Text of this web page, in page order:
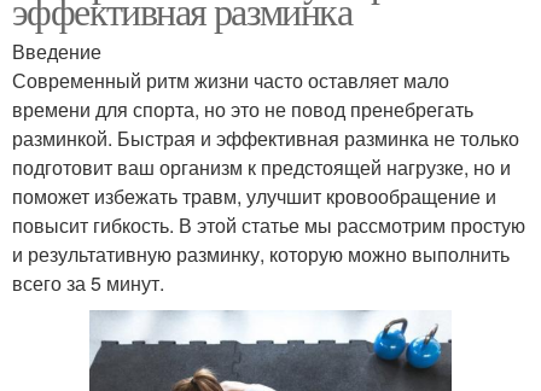
эффективная разминка
Введение
Современный ритм жизни часто оставляет мало
времени для спорта, но это не повод пренебрегать
разминкой. Быстрая и эффективная разминка не только
подготовит ваш организм к предстоящей нагрузке, но и
поможет избежать травм, улучшит кровообращение и
повысит гибкость. В этой статье мы рассмотрим простую
и результативную разминку, которую можно выполнить
всего за 5 минут.